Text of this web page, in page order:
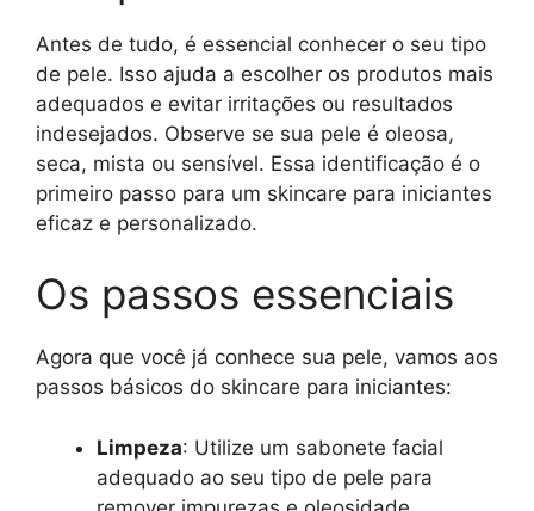
Antes de tudo, é essencial conhecer o seu tipo
de pele. Isso ajuda a escolher os produtos mais
adequados e evitar irritações ou resultados
indesejados. Observe se sua pele é oleosa,
seca, mista ou sensível. Essa identificação é o
primeiro passo para um skincare para iniciantes
eficaz e personalizado.
Os passos essenciais
Agora que você já conhece sua pele, vamos aos
passos básicos do skincare para iniciantes:
Limpeza: Utilize um sabonete facial
adequado ao seu tipo de pele para